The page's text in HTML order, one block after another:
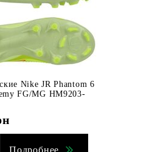
Nike JR Phantom 6
FG/MG HM9203-
Подробнее